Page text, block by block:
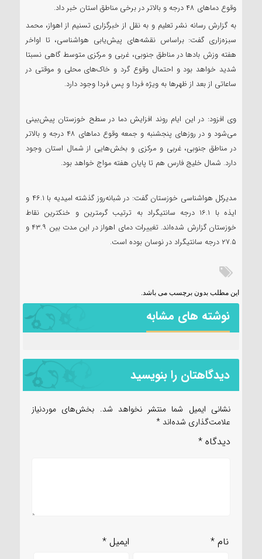
وقوع دماهای ۴۸ درجه و بالاتر در برخی مناطق استان خبر داد.
به گزارش رسانه نشر تعلیم و به نقل از خبرگزاری تسنیم از اهواز، محمد
سبزه‌زاری گفت: براساس نقشه‌های پیش‌یابی هواشناسی، تا اواخر
هفته وزش بادها در مناطق جنوبی، غربی و مرکزی متوسط گاهی نسبتا
شدید خواهد بود و احتمال وقوع گرد و خاک‌های محلی و موقتی در
ساعاتی از بعد از ظهرها به ویژه فردا و پس فردا وجود دارد.
وی افزود: در این ایام روند افزایش دما در سطح خوزستان پیش‌بینی
می‌شود و در روزهای پنجشنبه و جمعه وقوع دماهای ۴۸ درجه و بالاتر
در مناطق جنوبی، غربی و مرکزی و بخش‌هایی از شمال استان وجود
دارد. شمال خلیج فارس هم تا پایان هفته مواج خواهد بود.
مدیرکل هواشناسی خوزستان گفت: در شبانه‌روز گذشته امیدیه با ۴۶.۱ و
ایذه با ۱۶.۱ درجه سانتیگراد به ترتیب گرمترین و خنکترین نقاط
خوزستان گزارش شده‌اند. تغییرات دمای اهواز در این مدت بین ۴۳.۹ و
۲۷.۵ درجه سانتیگراد در نوسان بوده است.
این مطلب بدون برچسب می باشد.
نوشته های مشابه
دیدگاهتان را بنویسید
نشانی ایمیل شما منتشر نخواهد شد. بخش‌های موردنیاز
علامت‌گذاری شده‌اند *
دیدگاه *
نام* ایمیل*